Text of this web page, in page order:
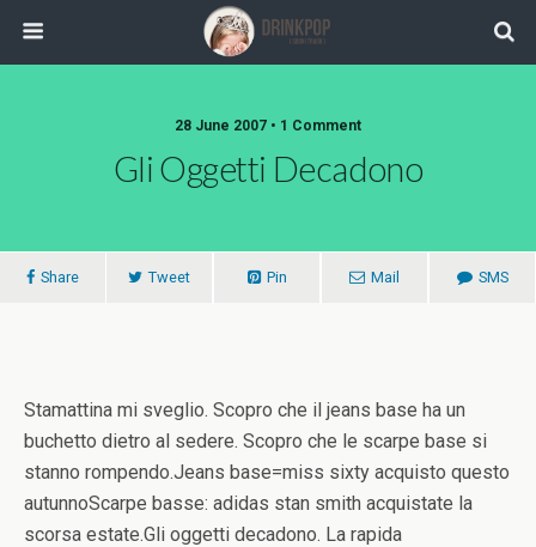
28 June 2007 • 1 Comment
Gli Oggetti Decadono
Share Tweet Pin Mail SMS
Stamattina mi sveglio. Scopro che il jeans base ha un
buchetto dietro al sedere. Scopro che le scarpe base si
stanno rompendo.Jeans base=miss sixty acquisto questo
autunnoScarpe basse: adidas stan smith acquistate la
scorsa estate.Gli oggetti decadono. La rapida